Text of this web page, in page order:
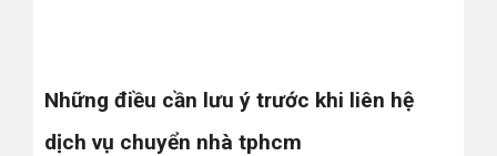
Những điều cần lưu ý trước khi liên hệ
dịch vụ chuyển nhà tphcm